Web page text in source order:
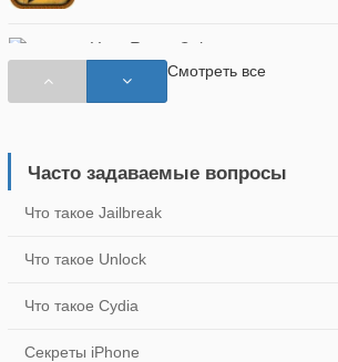
HeartRate+ Coherence
Бесконечные Гольф -
Pocket Lists: менеджер задач +
Смотреть все
Часто задаваемые вопросы
Что такое Jailbreak
Что такое Unlock
Что такое Cydia
Секреты iPhone